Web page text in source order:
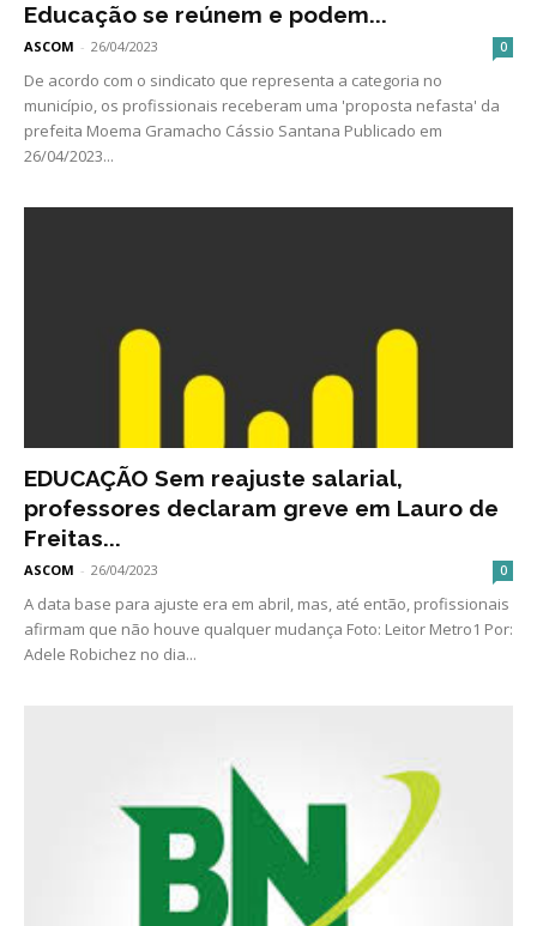
Educação se reúnem e podem...
ASCOM - 26/04/2023 0
De acordo com o sindicato que representa a categoria no
município, os profissionais receberam uma 'proposta nefasta' da
prefeita Moema Gramacho Cássio Santana Publicado em
26/04/2023...
EDUCAÇÃO Sem reajuste salarial,
professores declaram greve em Lauro de
Freitas...
ASCOM - 26/04/2023 0
A data base para ajuste era em abril, mas, até então, profissionais
afirmam que não houve qualquer mudança Foto: Leitor Metro1 Por:
Adele Robichez no dia...